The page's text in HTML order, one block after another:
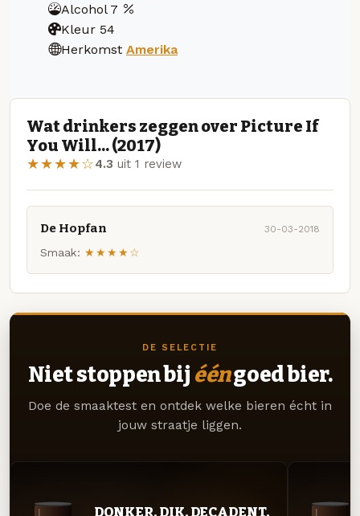
Alcohol 7
Kleur 54
Herkomst Amerika
Wat drinkers zeggen over Picture If
You Will... (2017)
★★★★☆4.3 uit 1 review
De Hopfan 30-03-2018
Smaak: ★★★★☆
DE SELECTIE
Niet stoppen bij ééngoed bier.
Doe de smaaktest en ontdek welke bieren écht in
jouw straatje liggen.
DONKER. DIK. DECADENT.